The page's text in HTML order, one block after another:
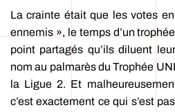
La crainte était que les votes
ennemis », le temps d’un
point partagés qu’ils diluent
nom au palmarès du Trophée
la Ligue 2. Et
c’est exactement ce qui s’est